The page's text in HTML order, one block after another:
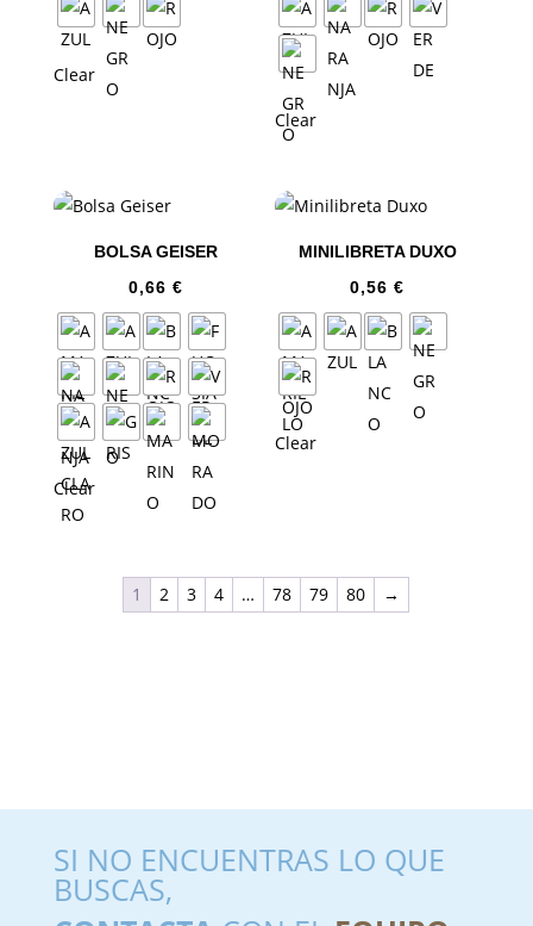
Clear
Clear
BOLSA GEISER
0,66 €
Clear
MINILIBRETA DUXO
0,56€
Clear
1 2 3 4 … 78 79 80 →
SI NO ENCUENTRAS LO QUE
BUSCAS,